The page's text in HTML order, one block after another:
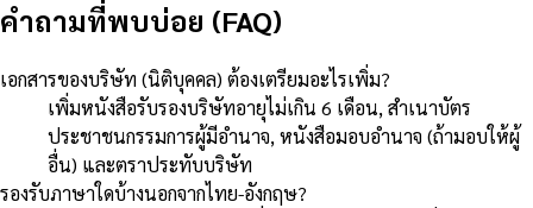
คำถามที่พบบ่อย (FAQ)
เอกสารของบริษัท (นิติบุคคล) ต้องเตรียมอะไรเพิ่ม?
เพิ่มหนังสือรับรองบริษัทอายุไม่เกิน 6 เดือน, สำเนาบัตร
ประชาชนกรรมการผู้มีอำนาจ, หนังสือมอบอำนาจ (ถ้ามอบให้ผู้
อื่น) และตราประทับบริษัท
รองรับภาษาใดบ้างนอกจากไทย-อังกฤษ?